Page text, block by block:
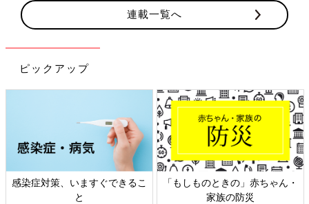
連載一覧へ
ピックアップ
感染症対策、いますぐできるこ
と
「もしものときの」赤ちゃん・
家族の防災